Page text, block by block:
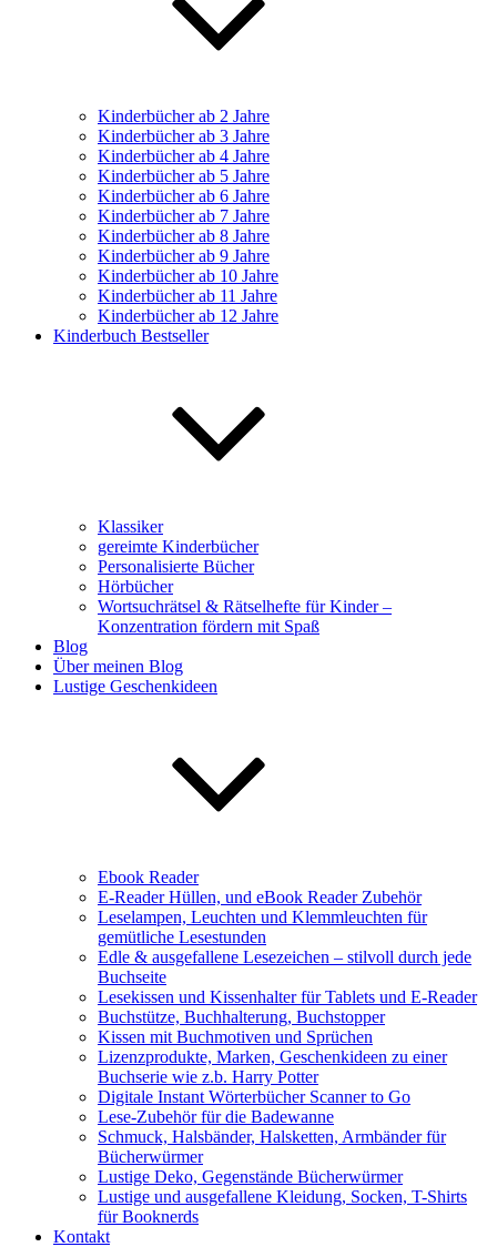
Kinderbücher ab 2 Jahre
Kinderbücher ab 3 Jahre
Kinderbücher ab 4 Jahre
Kinderbücher ab 5 Jahre
Kinderbücher ab 6 Jahre
Kinderbücher ab 7 Jahre
Kinderbücher ab 8 Jahre
Kinderbücher ab 9 Jahre
Kinderbücher ab 10 Jahre
Kinderbücher ab 11 Jahre
Kinderbücher ab 12 Jahre
Kinderbuch Bestseller
Klassiker
gereimte Kinderbücher
Personalisierte Bücher
Hörbücher
Wortsuchrätsel & Rätselhefte für Kinder –
Konzentration fördern mit Spaß
Blog
Über meinen Blog
Lustige Geschenkideen
Ebook Reader
E-Reader Hüllen, und eBook Reader Zubehör
Leselampen, Leuchten und Klemmleuchten für
gemütliche Lesestunden
Edle & ausgefallene Lesezeichen – stilvoll durch jede
Buchseite
Lesekissen und Kissenhalter für Tablets und E-Reader
Buchstütze, Buchhalterung, Buchstopper
Kissen mit Buchmotiven und Sprüchen
Lizenzprodukte, Marken, Geschenkideen zu einer
Buchserie wie z.b. Harry Potter
Digitale Instant Wörterbücher Scanner to Go
Lese-Zubehör für die Badewanne
Schmuck, Halsbänder, Halsketten, Armbänder für
Bücherwürmer
Lustige Deko, Gegenstände Bücherwürmer
Lustige und ausgefallene Kleidung, Socken, T-Shirts
für Booknerds
Kontakt